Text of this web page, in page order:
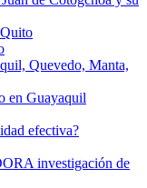
Quevedo, Manta,
en Guayaquil
efectiva?
investigación de